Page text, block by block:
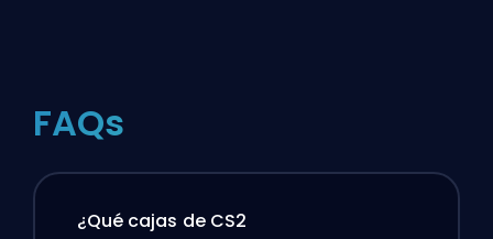
FAQs
¿Qué cajas de CS2